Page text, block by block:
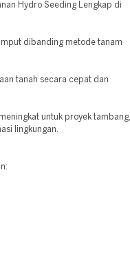
Hydro Seeding Lengkap di
dibanding metode tanam
tanah secara cepat dan
untuk proyek tambang,
lingkungan.